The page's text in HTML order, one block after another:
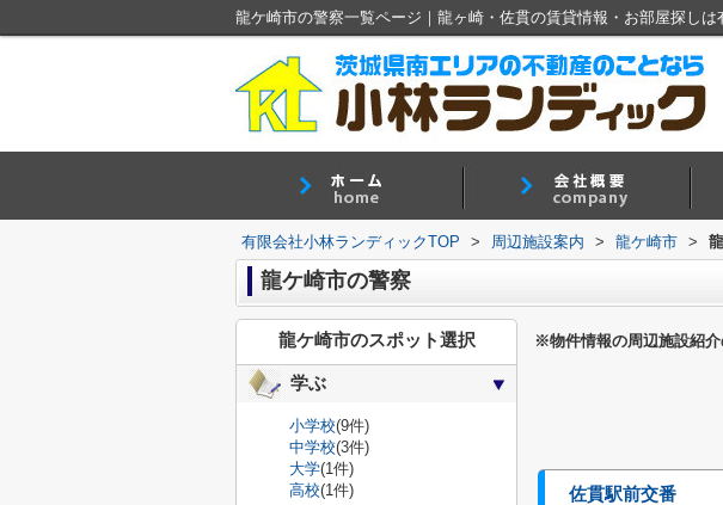
龍ケ崎市の警察一覧ページ｜龍ヶ崎・佐貫の賃貸情報・お部屋探しは
有限会社小林ランディックTOP > 周辺施設案内 > 龍ケ崎市 >
龍ケ崎市の警察
※物件情報の周辺施設紹介
佐貫駅前交番
龍ケ崎市のスポット選択
学ぶ
小学校(9件)
中学校(3件)
大学(1件)
高校(1件)